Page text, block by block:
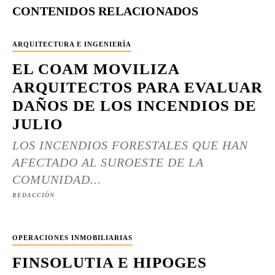
CONTENIDOS RELACIONADOS
ARQUITECTURA E INGENIERÍA
EL COAM MOVILIZA
ARQUITECTOS PARA EVALUAR
DAÑOS DE LOS INCENDIOS DE
JULIO
LOS INCENDIOS FORESTALES QUE HAN
AFECTADO AL SUROESTE DE LA
COMUNIDAD...
REDACCIÓN
OPERACIONES INMOBILIARIAS
FINSOLUTIA E HIPOGES